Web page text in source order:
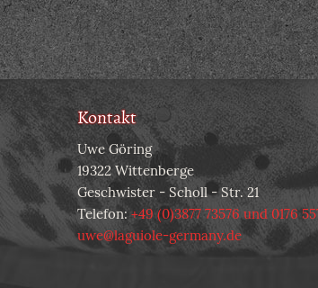
Kontakt
Uwe Göring
19322 Wittenberge
Geschwister - Scholl - Str. 21
Telefon:+49 (0)3877 73576 und 0176
uwe@laguiole-germany.de